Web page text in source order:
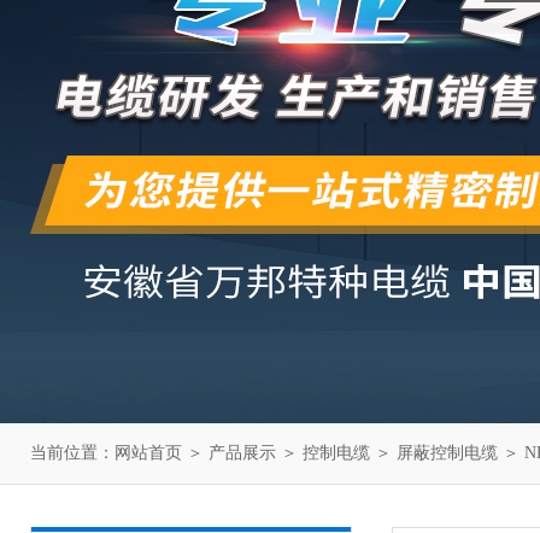
当前位置： 网站首页 ＞ 产品展示 ＞ 控制电缆 ＞ 屏蔽控制电缆 ＞